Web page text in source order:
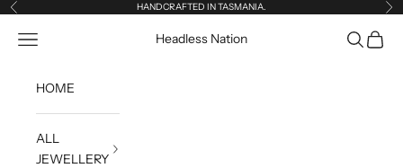
Skip to content
Previous HANDCRAFTED IN TASMANIA.
Headless Nation
Open navigation menu OpenOpen
HOME
ALL
JEWELLERY